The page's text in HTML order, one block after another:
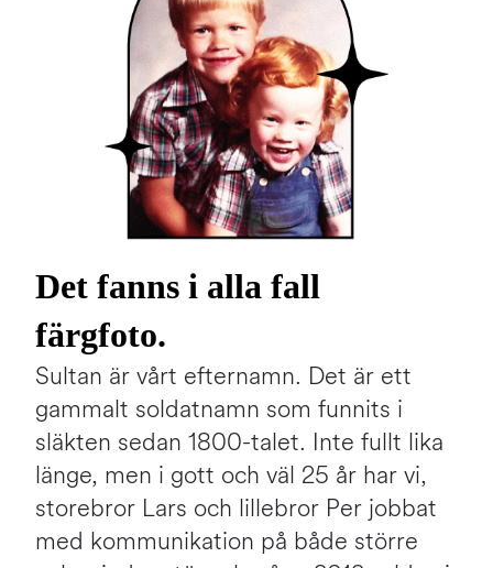
Det fanns i alla fall
färgfoto.
Sultan är vårt efternamn. Det är ett
gammalt soldatnamn som funnits i
släkten sedan 1800-talet. Inte fullt lika
länge, men i gott och väl 25 år har vi,
storebror Lars och lillebror Per jobbat
med kommunikation på både större